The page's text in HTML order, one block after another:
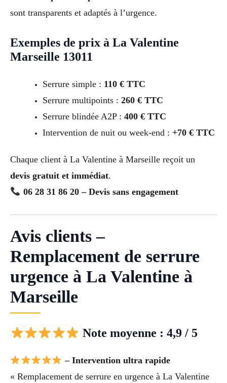
sont transparents et adaptés à l’urgence.
Exemples de prix à La Valentine
Marseille 13011
Serrure simple : 110 € TTC
Serrure multipoints : 260 € TTC
Serrure blindée A2P : 400 € TTC
Intervention de nuit ou week-end : +70 € TTC
Chaque client à La Valentine à Marseille reçoit un
devis gratuit et immédiat.
06 28 31 86 20 – Devis sans engagement
Avis clients –
Remplacement de serrure
urgence à La Valentine à
Marseille
Note moyenne : 4,9 / 5
– Intervention ultra rapide
« Remplacement de serrure en urgence à La Valentine